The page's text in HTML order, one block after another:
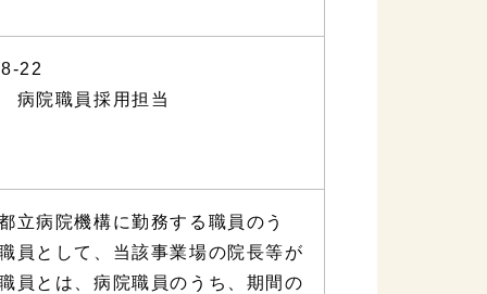
22
病院職員採用担当
立病院機構に勤務する職員のう
員として、当該事業場の院長等が
員とは、病院職員のうち、期間の